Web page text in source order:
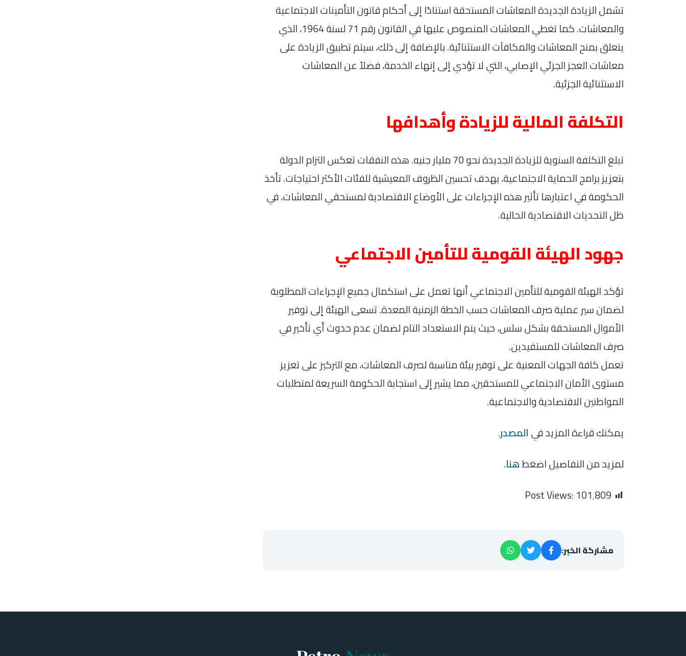
تشمل الزيادة الجديدة المعاشات المستحقة استنادًا إلى أحكام قانون التأمينات الاجتماعية
والمعاشات. كما تغطي المعاشات المنصوص عليها في القانون رقم 71 لسنة 1964، الذي
يتعلق بمنح المعاشات والمكافآت الاستثنائية. بالإضافة إلى ذلك، سيتم تطبيق الزيادة على
معاشات العجز الجزئي الإصابي، التي لا تؤدي إلى إنهاء الخدمة، فضلاً عن المعاشات
الاستثنائية الجزئية.
التكلفة المالية للزيادة وأهدافها
تبلغ التكلفة السنوية للزيادة الجديدة نحو 70 مليار جنيه. هذه النفقات تعكس التزام الدولة
بتعزيز برامج الحماية الاجتماعية، بهدف تحسين الظروف المعيشية للفئات الأكثر احتياجات. تأخذ
الحكومة في اعتبارها تأثير هذه الإجراءات على الأوضاع الاقتصادية لمستحقي المعاشات، في
ظل التحديات الاقتصادية الحالية.
جهود الهيئة القومية للتأمين الاجتماعي
تؤكد الهيئة القومية للتأمين الاجتماعي أنها تعمل على استكمال جميع الإجراءات المطلوبة
لضمان سير عملية صرف المعاشات حسب الخطة الزمنية المعدة. تسعى الهيئة إلى توفير
الأموال المستحقة بشكل سلس، حيث يتم الاستعداد التام لضمان عدم حدوث أي تأخير في
صرف المعاشات للمستفيدين.
تعمل كافة الجهات المعنية على توفير بيئة مناسبة لصرف المعاشات، مع التركيز على تعزيز
مستوى الأمان الاجتماعي للمستحقين، مما يشير إلى استجابة الحكومة السريعة لمتطلبات
المواطنين الاقتصادية والاجتماعية.
يمكنك قراءة المزيد فيالمصدر.
لمزيد من التفاصيل اضغطهنا.
Post Views:101٬809
مشاركة الخبر: